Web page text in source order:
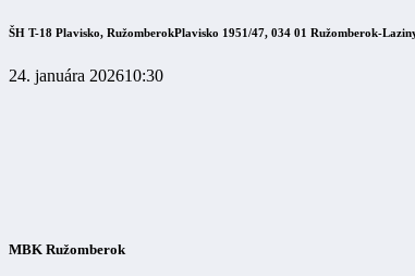
ŠH T-18 Plavisko, RužomberokPlavisko 1951/47, 034 01 Ružomberok-
24. januára 202610:30
MBK Ružomberok